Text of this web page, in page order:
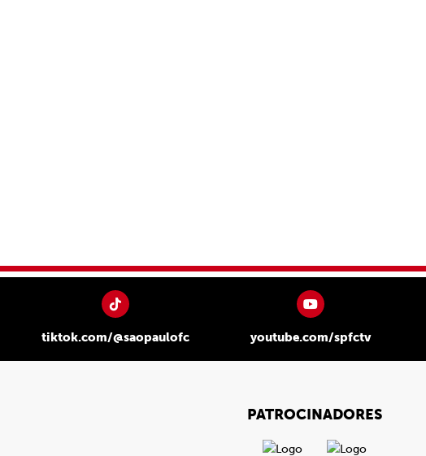
tiktok.com/@saopaulofc youtube.com/spfctv
PATROCINADORES